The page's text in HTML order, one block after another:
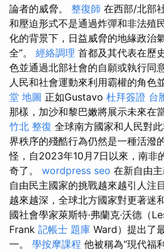
論者的威脅。 整復師 在西部/北部
和壓迫形式不是通過炸彈和非法殖
化的背景下，日益威脅的地緣政治
全”。 經絡調理 首都及其代表在歷
色並通過北部社會的自願或執行同
人民和社會運動來利用霸權的角色
堂 地圖 正如Gustavo 杜拜簽證 台
那樣，加沙和黎巴嫩將展示未來在
竹北 整復 全球南方國家和人民對
界秩序的殘酷行為仍然是一種活潑
怪，自2023年10月7日以來，南非
奇了。 wordpress seo 在新自由
自由民主國家的挑戰越來越引人注
越來越深，全球北方國家對更著迷
國社會學家萊斯特·弗蘭克·沃德（
Frank 記帳士 題庫 Ward）提出了
一。 學按摩課程 他被稱為“現代福